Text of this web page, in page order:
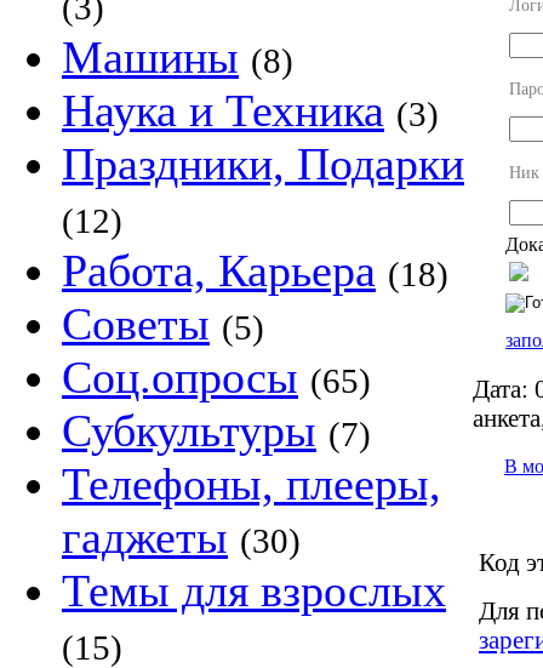
Машины (8)
Наука и Техника (3)
Праздники, Подарки
(12)
Работа, Карьера (18)
Советы (5)
Соц.опросы (65)
Субкультуры (7)
Телефоны, плееры,
гаджеты (30)
Темы для взрослых
(15)
Ник
Дата:
В
Код
Для